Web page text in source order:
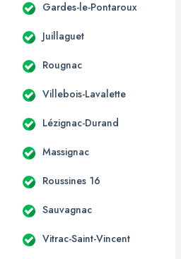
Gardes-le-Pontaroux
Juillaguet
Rougnac
Villebois-Lavalette
Lézignac-Durand
Massignac
Roussines 16
Sauvagnac
Vitrac-Saint-Vincent